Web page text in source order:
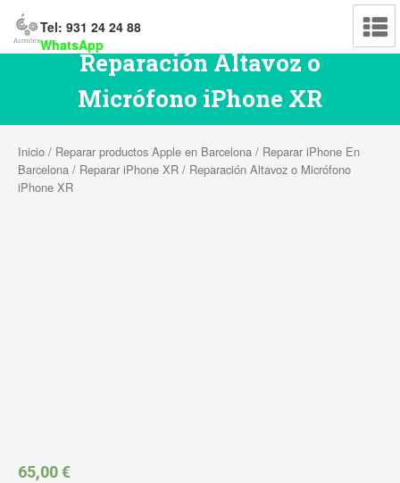
Tel: 931 24 24 88
WhatsApp
Reparación Altavoz o
Micrófono iPhone XR
Inicio / Reparar productos Apple en Barcelona / Reparar iPhone En
Barcelona / Reparar iPhone XR / Reparación Altavoz o Micrófono
iPhone XR
65,00€